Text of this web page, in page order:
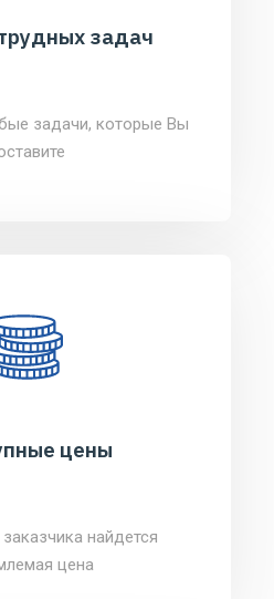
задач
задачи, которые Вы
цены
найдется
цена